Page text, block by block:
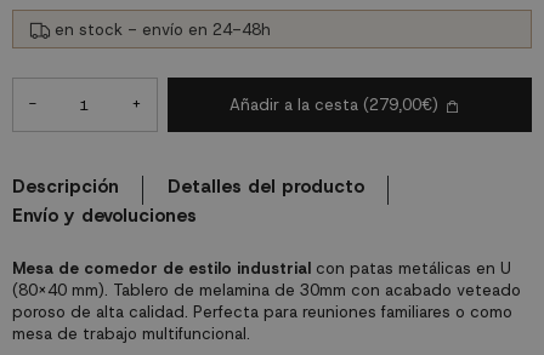
Mesa de comedor de estilo industrialcon patas metálicas en U
(80x40 mm). Tablero de melamina de 30mm con acabado veteado
poroso de alta calidad. Perfecta para reuniones familiares o como
mesa de trabajo multifuncional.
en stock - envío en 24-48h
- + Añadir a la cesta (279,00€)
Descripción
Detalles del producto
Envío y devoluciones